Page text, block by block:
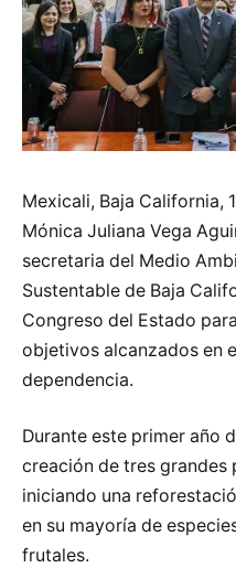
Mexicali, Baja California,
Mónica Juliana Vega
secretaria del Medio
Sustentable de Baja
Congreso del Estado
objetivos alcanzados en
dependencia.
Durante este primer año
creación de tres grandes
iniciando una
en su mayoría de
frutales.